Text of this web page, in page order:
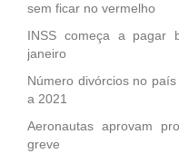
sem ficar no vermelho
INSS começa a pagar
janeiro
Número divórcios no
a 2021
Aeronautas aprovam
greve